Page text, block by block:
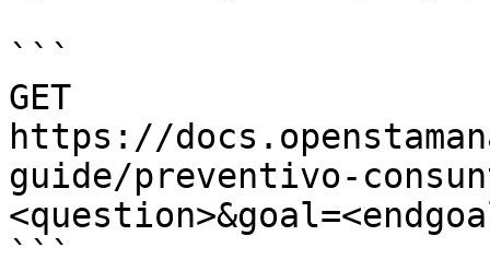
```
GET
https://
guide/preventivo-
```